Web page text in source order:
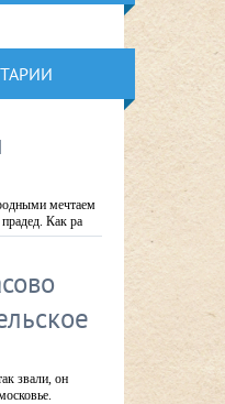
мечтаем
Как ра
звали, он